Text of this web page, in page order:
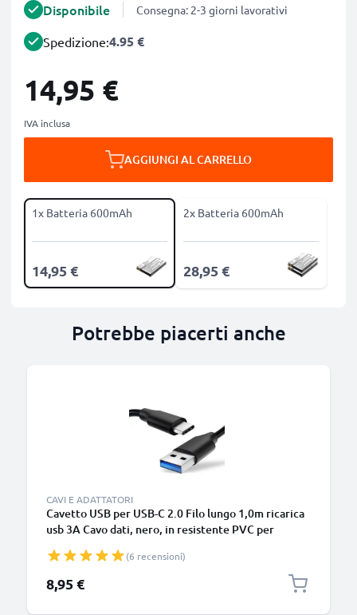
Disponibile Consegna: 2-3 giorni lavorativi
Spedizione:4.95 €
14,95 €
IVA inclusa
AGGIUNGI AL CARRELLO
1x Batteria 600mAh
14,95 €
2x Batteria 600mAh
28,95 €
Potrebbe piacerti anche
CAVI E ADATTATORI
Cavetto USB per USB-C 2.0 Filo lungo 1,0m ricarica
usb 3A Cavo dati, nero, in resistente PVC per
fotocamera Canon, Panasonic Lumix, Sony
connettore tipo C
(6 recensioni)
8,95 €